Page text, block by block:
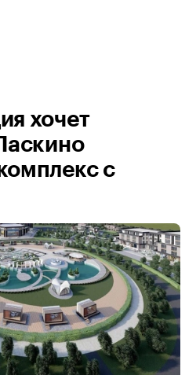
хочет
с